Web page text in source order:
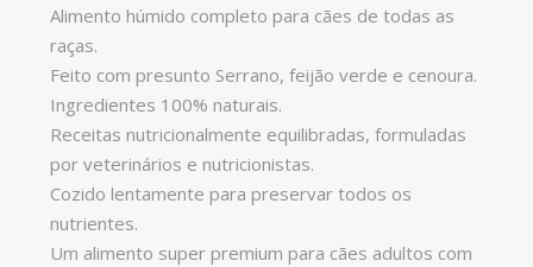
Alimento húmido completo para cães de todas as
raças.
Feito com presunto Serrano, feijão verde e cenoura.
Ingredientes 100% naturais.
Receitas nutricionalmente equilibradas, formuladas
por veterinários e nutricionistas.
Cozido lentamente para preservar todos os
nutrientes.
Um alimento super premium para cães adultos com